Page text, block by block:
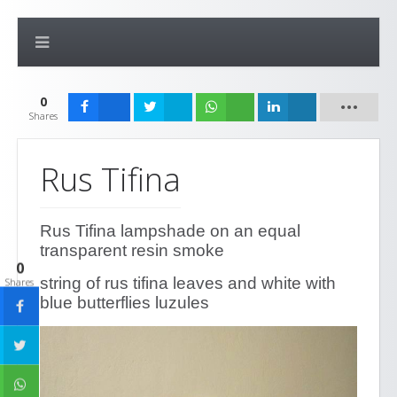
0
Shares
Rus Tifina
Rus Tifina lampshade on an equal
transparent resin smoke
string of rus tifina leaves and white with
blue butterflies luzules
0
Shares